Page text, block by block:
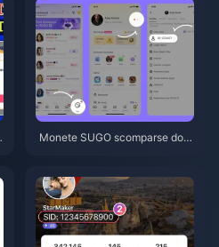
Monete SUGO scomparse dop